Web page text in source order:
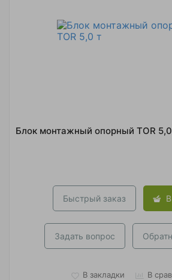
Блок монтажный опорный TOR
Быстрый заказ
Задать вопрос
В закладки В